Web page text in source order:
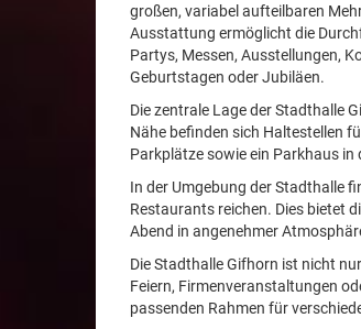
großen, variabel aufteilbaren
Ausstattung ermöglicht die
Partys, Messen, Ausstellungen,
Geburtstagen oder Jubiläen.
Die zentrale Lage der Stadthalle
Nähe befinden sich Haltestellen
Parkplätze sowie ein Parkhaus
In der Umgebung der Stadthalle
Restaurants reichen. Dies bietet
Abend in angenehmer
Die Stadthalle Gifhorn ist nicht
Feiern, Firmenveranstaltungen
passenden Rahmen für